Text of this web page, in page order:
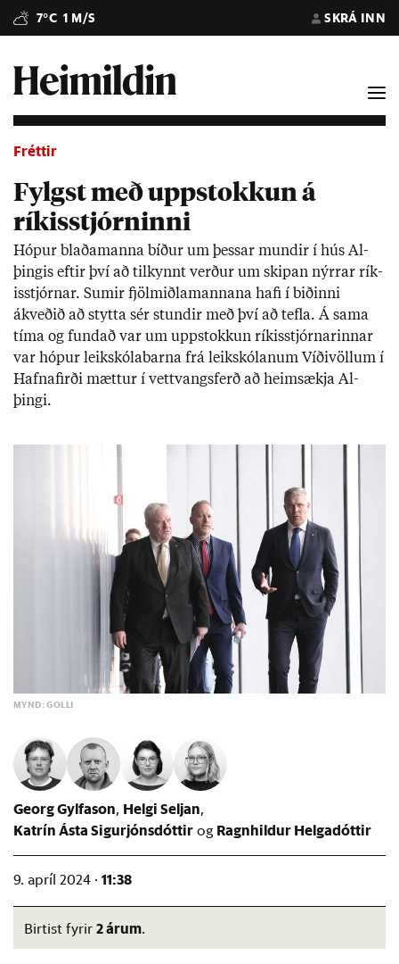
7°C 1 M/S SKRÁ INN
Fréttir
Fylgst með uppstokkun á
ríkisstjórninni
Hóp­ur blaða­manna bíð­ur um þess­ar mund­ir í hús Al­
þing­is eft­ir því að til­kynnt verð­ur um skip­an nýrr­ar rík­
is­stjórn­ar. Sum­ir fjöl­miðla­mann­ana hafi í bið­inni
ákveð­ið að stytta sér stund­ir með því að tefla. Á sama
tíma og fund­að var um upp­stokk­un rík­is­stjórn­ar­inn­ar
var hóp­ur leik­skóla­barna frá leik­skól­an­um Víði­völl­um í
Hafna­firði mætt­ur í vett­vangs­ferð að heim­sækja Al­
þingi.
MYND: GOLLI
Georg Gylfason Helgi Seljan
Katrín Ásta Sigurjónsdóttir
Ragnhildur Helgadóttir
9. apríl 2024 · 11:38
Birtist fyrir 2 árum.